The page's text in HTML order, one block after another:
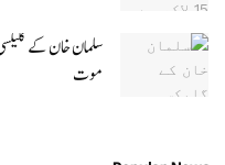
سلمان خان کے
موت